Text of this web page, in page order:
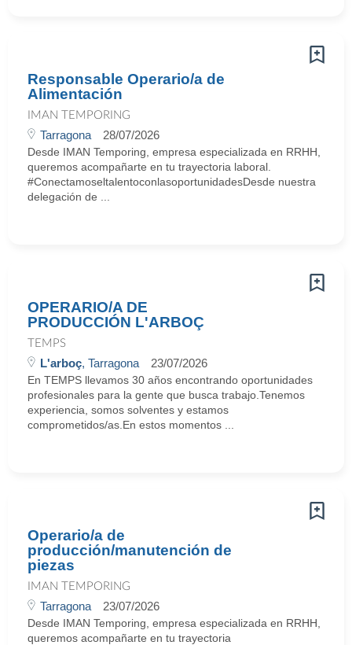
Responsable Operario/a de
Alimentación
IMAN TEMPORING
Tarragona 28/07/2026
Desde IMAN Temporing, empresa especializada en RRHH,
queremos acompañarte en tu trayectoria laboral.
#ConectamoseltalentoconlasoportunidadesDesde nuestra
delegación de ...
OPERARIO/A DE
PRODUCCIÓN L'ARBOÇ
TEMPS
L'arboç, Tarragona 23/07/2026
En TEMPS llevamos 30 años encontrando oportunidades
profesionales para la gente que busca trabajo.Tenemos
experiencia, somos solventes y estamos
comprometidos/as.En estos momentos ...
Operario/a de
producción/manutención de
piezas
IMAN TEMPORING
Tarragona 23/07/2026
Desde IMAN Temporing, empresa especializada en RRHH,
queremos acompañarte en tu trayectoria